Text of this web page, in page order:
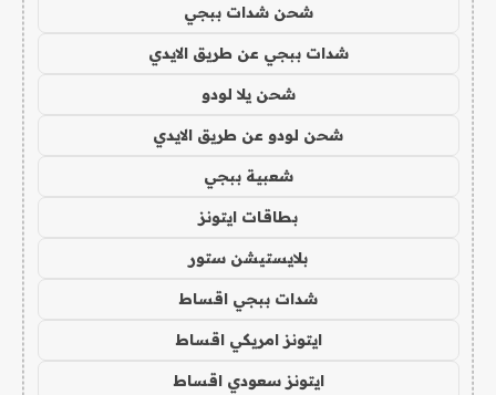
شحن شدات ببجي
شدات ببجي عن طريق الايدي
شحن يلا لودو
شحن لودو عن طريق الايدي
شعبية ببجي
بطاقات ايتونز
بلايستيشن ستور
شدات ببجي اقساط
ايتونز امريكي اقساط
ايتونز سعودي اقساط